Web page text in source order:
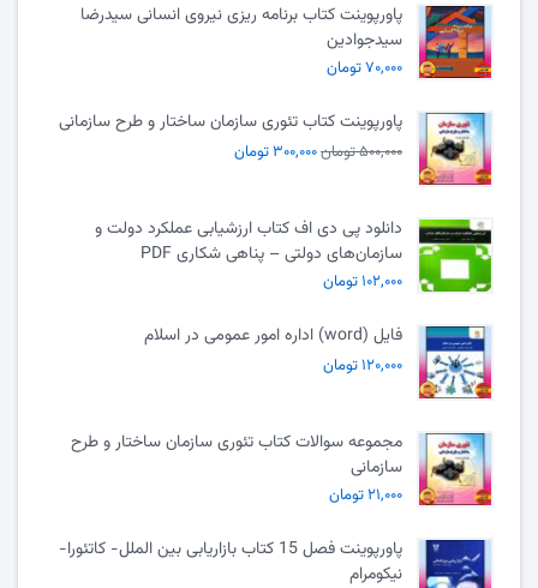
پاورپوینت کتاب برنامه ریزی نیروی انسانی سیدرضا
سیدجوادین
۷۰,۰۰۰ تومان
پاورپوینت کتاب تئوری سازمان ساختار و طرح سازمانی
۵۰۰,۰۰۰ تومان ۳۰۰,۰۰۰ تومان
دانلود پی دی اف کتاب ارزشیابی عملکرد دولت و
سازمان‌های دولتی – پناهی شکاری PDF
۱۰۲,۰۰۰ تومان
فایل (word) اداره امور عمومی در اسلام
۱۲۰,۰۰۰ تومان
مجموعه سوالات کتاب تئوری سازمان ساختار و طرح
سازمانی
۲۱,۰۰۰ تومان
پاورپوینت فصل 15 کتاب بازاریابی بین الملل- کاتئورا-
نیکومرام